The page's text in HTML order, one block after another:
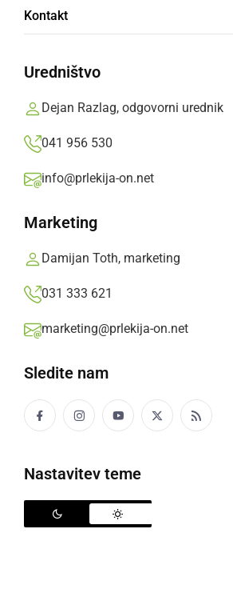
Kontakt
Uredništvo
Dejan Razlag, odgovorni urednik
041 956 530
info@prlekija-on.net
Marketing
Damijan Toth, marketing
031 333 621
marketing@prlekija-on.net
Sledite nam
Nastavitev teme
odkrival strehe